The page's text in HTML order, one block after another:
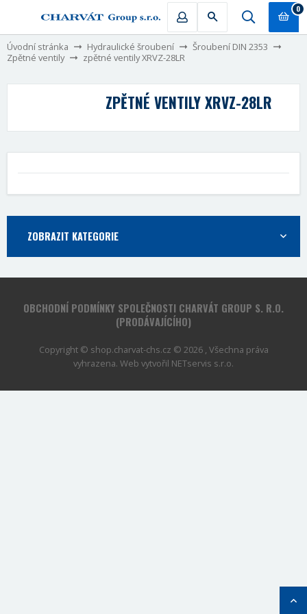
0
Úvodní stránka Hydraulické šroubení
Šroubení DIN 2353
Zpětné ventily
zpětné ventily XRVZ-28LR
ZPĚTNÉ VENTILY XRVZ-28LR
ZOBRAZIT KATEGORIE
OBCHODNÍ PODMÍNKY SPOLEČNOSTI CHARVÁT GROUP S. R.O.
(PRODÁVAJÍCÍHO)
Copyright © shop.charvat-chs.cz © 2026 , Všechna práva
vyhrazena. Web vytvořil NETservis s.r.o.